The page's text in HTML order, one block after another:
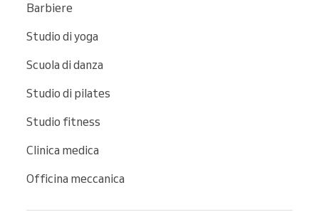
Barbiere
Studio di yoga
Scuola di danza
Studio di pilates
Studio fitness
Clinica medica
Officina meccanica